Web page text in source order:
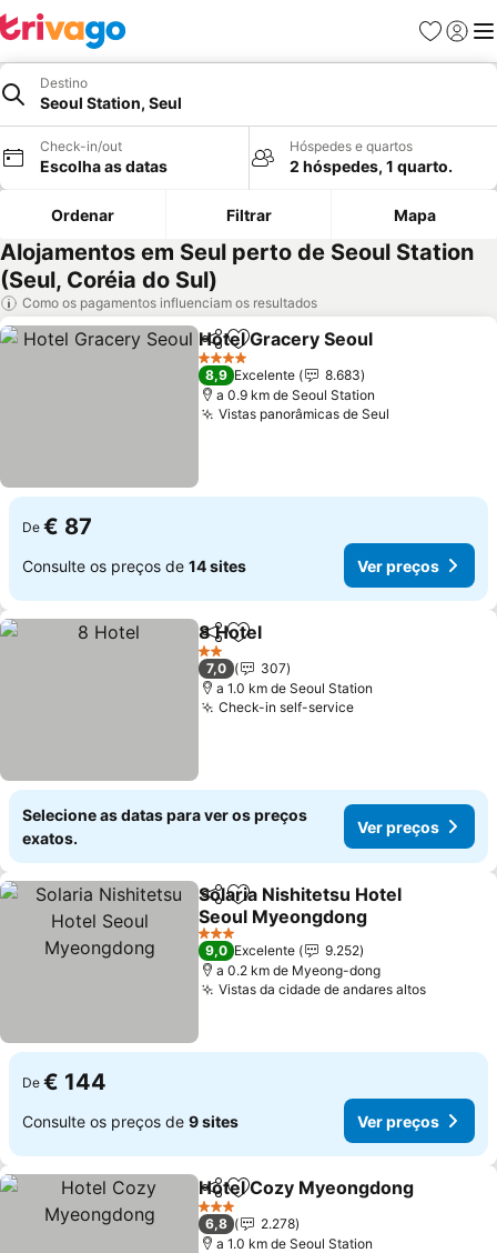
Favoritos
Iniciar
Destino
Seoul Station, Seul
Check-in/out
Escolha as datas
Hóspedes e quartos
2 hóspedes, 1 quarto.
Ordenar Filtrar Mapa
Alojamentos em Seul perto de Seoul Station
(Seul, Coréia do Sul)
Como os pagamentos influenciam os resultados
PartilharAdicionar aos favoritos
Hotel Gracery Seoul
4 Estrelas
8,9 Excelente
8.683
a 0.9 km de Seoul Station
Vistas panorâmicas de Seul
De € 87
Consulte os preços de 14 sites Ver preços
PartilharAdicionar aos favoritos
8 Hotel
2 Estrelas
7,0
307
a 1.0 km de Seoul Station
Check-in self-service
Selecione as datas para ver os preços
exatos.
Ver preços
PartilharAdicionar aos favoritos
Solaria Nishitetsu Hotel
Seoul Myeongdong
3 Estrelas
9,0 Excelente
9.252
a 0.2 km de Myeong-dong
Vistas da cidade de andares altos
De € 144
Consulte os preços de 9 sites Ver preços
PartilharAdicionar aos favoritos
Hotel Cozy Myeongdong
3 Estrelas
6,8
2.278
a 1.0 km de Seoul Station